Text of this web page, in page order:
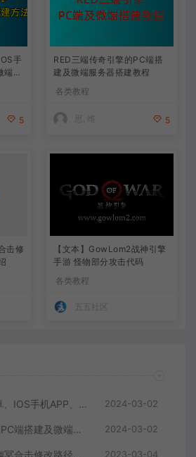
手
端的
5
RED三端传奇引擎的PC端搭
建及微端服务器搭建教程
各类教程
思, 维 5
击修
【文本】GowLom2战神引擎
手游 怪物部分攻击代码
各类教程
五五社区
RED三端引擎、 安卓、IOS手机APP、列表修改、及微端的搭建方法-特约制作 2024-03-02
RED三端传奇引擎的PC端搭建及微端服务器搭建教程 2024-03-02
【文本】幽冥引擎 幽冥合击修改路径大全 部分注释介绍 2023-03-04